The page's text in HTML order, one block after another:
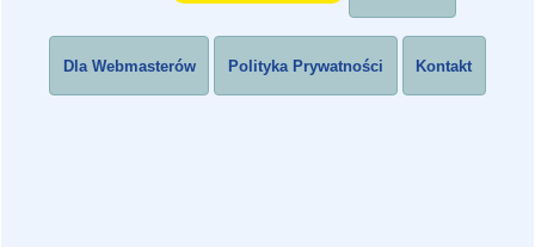
Dla Webmasterów Polityka Prywatności Kontakt